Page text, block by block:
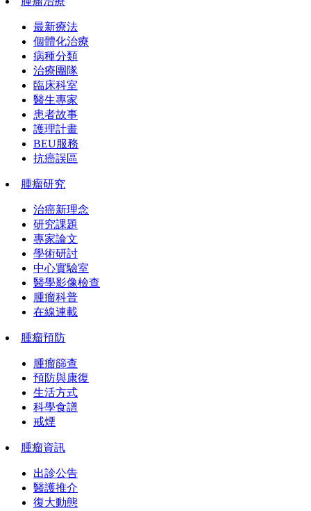
最新療法
個體化治療
病種分類
治療團隊
臨床科室
醫生專家
患者故事
護理計畫
BEU服務
抗癌誤區
腫瘤研究
治癌新理念
研究課題
專家論文
學術研討
中心實驗室
醫學影像檢查
腫瘤科普
在線連載
腫瘤預防
腫瘤篩查
預防與康復
生活方式
科學食譜
戒煙
腫瘤資訊
出診公告
醫護推介
復大動態